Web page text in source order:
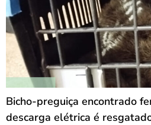
Bicho-preguiça encontrado
descarga elétrica é